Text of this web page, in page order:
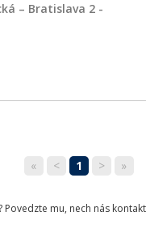
– Bratislava 2 -
« < 1 > »
Povedzte mu, nech nás